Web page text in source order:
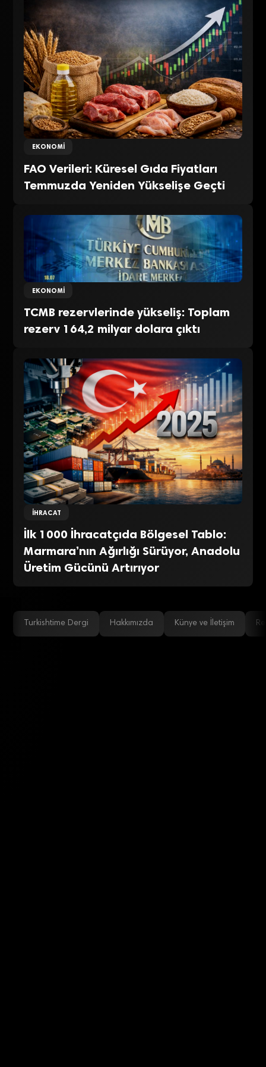
EKONOMI
FAO Verileri: Küresel Gıda Fiyatları
Temmuzda Yeniden Yükselişe Geçti
EKONOMI
TCMB rezervlerinde yükseliş: Toplam
rezerv 164,2 milyar dolara çıktı
İHRACAT
İlk 1000 İhracatçıda Bölgesel Tablo:
Marmara’nın Ağırlığı Sürüyor, Anadolu
Üretim Gücünü Artırıyor
Turkishtime Dergi Hakkımızda Künye ve İletişim